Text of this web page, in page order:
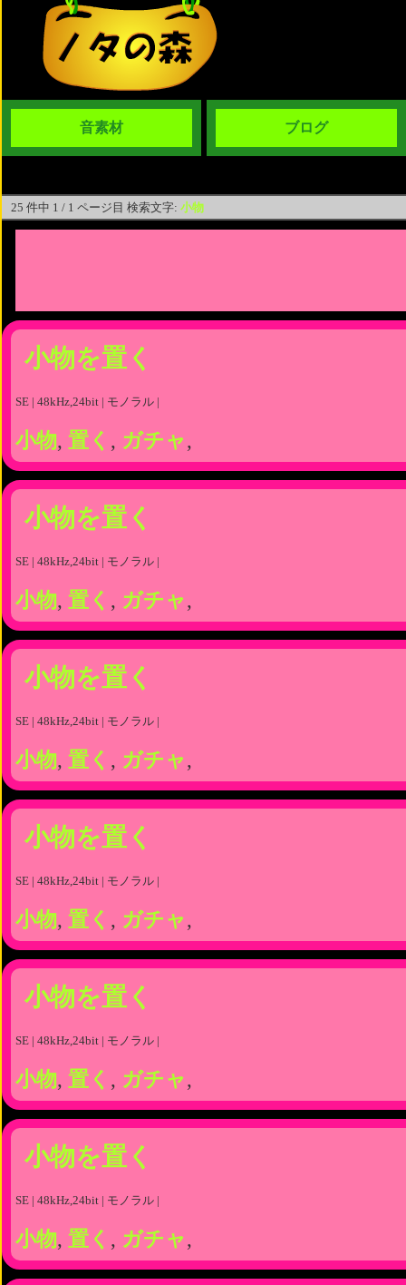
音素材 ブログ
25 件中 1 / 1 ページ目 検索文字: 小物
小物を置く
SE | 48kHz,24bit | モノラル |
小物, 置く , ガチャ,
小物を置く
SE | 48kHz,24bit | モノラル |
小物, 置く , ガチャ,
小物を置く
SE | 48kHz,24bit | モノラル |
小物, 置く , ガチャ,
小物を置く
SE | 48kHz,24bit | モノラル |
小物, 置く , ガチャ,
小物を置く
SE | 48kHz,24bit | モノラル |
小物, 置く , ガチャ,
小物を置く
SE | 48kHz,24bit | モノラル |
小物, 置く , ガチャ,